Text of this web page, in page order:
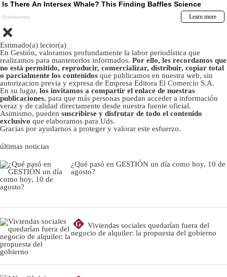
Estimado(a) lector(a)
En Gestión, valoramos profundamente la labor periodística que
realizamos para mantenerlos informados. Por ello, les recordamos que
no está permitido, reproducir, comercializar, distribuir, copiar total
o parcialmente los contenidos que publicamos en nuestra web, sin
autorizacion previa y expresa de Empresa Editora El Comercio S.A.
En su lugar, los invitamos a compartir el enlace de nuestras
publicaciones, para que más personas puedan acceder a información
veraz y de calidad directamente desde nuestra fuente oficial.
Asimismo, pueden suscribirse y disfrutar de todo el contenido
exclusivo que elaboramos para Uds.
Gracias por ayudarnos a proteger y valorar este esfuerzo.
últimas noticias
¿Qué pasó en GESTIÓN un día como hoy, 10 de
agosto?
G
Viviendas sociales quedarían fuera del
negocio de alquiler: la propuesta del gobierno